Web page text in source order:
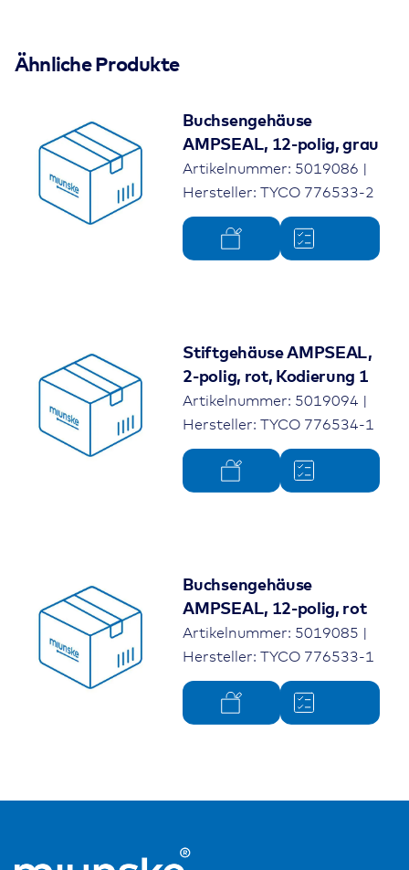
Ähnliche Produkte
Buchsengehäuse
AMPSEAL, 12-polig, grau
Artikelnummer: 5019086 |
Hersteller: TYCO 776533-2
Stiftgehäuse AMPSEAL,
2-polig, rot, Kodierung 1
Artikelnummer: 5019094 |
Hersteller: TYCO 776534-1
Buchsengehäuse
AMPSEAL, 12-polig, rot
Artikelnummer: 5019085 |
Hersteller: TYCO 776533-1